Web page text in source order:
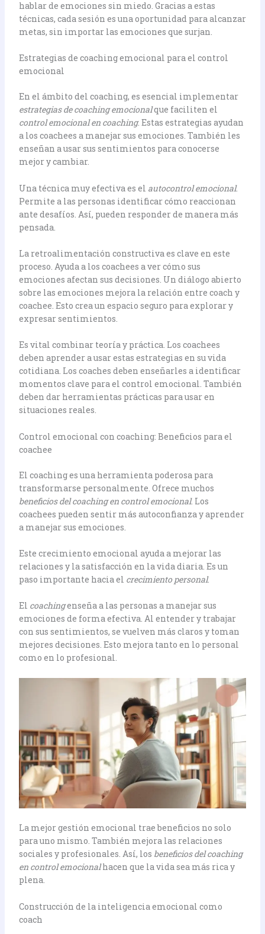
hablar de emociones sin miedo. Gracias a estas
técnicas, cada sesión es una oportunidad para alcanzar
metas, sin importar las emociones que surjan.
Estrategias de coaching emocional para el control
emocional
En el ámbito del coaching, es esencial implementar
estrategias de coaching emocionalque faciliten el
control emocional en coaching. Estas estrategias ayudan
a los coachees a manejar sus emociones. También les
enseñan a usar sus sentimientos para conocerse
mejor y cambiar.
Una técnica muy efectiva es el autocontrol emocional.
Permite a las personas identificar cómo reaccionan
ante desafíos. Así, pueden responder de manera más
pensada.
La retroalimentación constructiva es clave en este
proceso. Ayuda a los coachees a ver cómo sus
emociones afectan sus decisiones. Un diálogo abierto
sobre las emociones mejora la relación entre coach y
coachee. Esto crea un espacio seguro para explorar y
expresar sentimientos.
Es vital combinar teoría y práctica. Los coachees
deben aprender a usar estas estrategias en su vida
cotidiana. Los coaches deben enseñarles a identificar
momentos clave para el control emocional. También
deben dar herramientas prácticas para usar en
situaciones reales.
Control emocional con coaching: Beneficios para el
coachee
El coaching es una herramienta poderosa para
transformarse personalmente. Ofrece muchos
beneficios del coaching en control emocional. Los
coachees pueden sentir más autoconfianza y aprender
a manejar sus emociones.
Este crecimiento emocional ayuda a mejorar las
relaciones y la satisfacción en la vida diaria. Es un
paso importante hacia el crecimiento personal.
El coachingenseña a las personas a manejar sus
emociones de forma efectiva. Al entender y trabajar
con sus sentimientos, se vuelven más claros y toman
mejores decisiones. Esto mejora tanto en lo personal
como en lo profesional.
La mejor gestión emocional trae beneficios no solo
para uno mismo. También mejora las relaciones
sociales y profesionales. Así, los beneficios del coaching
en control emocionalhacen que la vida sea más rica y
plena.
Construcción de la inteligencia emocional como
coach